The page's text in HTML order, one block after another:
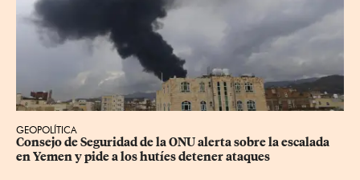
GEOPOLÍTICA
Consejo de Seguridad de la ONU alerta sobre la escalada
en Yemen y pide a los hutíes detener ataques